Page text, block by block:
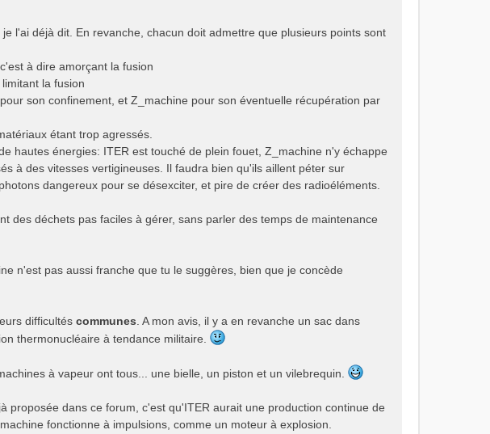
l'ai déjà dit. En revanche, chacun doit admettre que plusieurs points sont
à dire amorçant la fusion
la fusion
son confinement, et Z_machine pour son éventuelle récupération par
étant trop agressés.
hautes énergies: ITER est touché de plein fouet, Z_machine n'y échappe
à des vitesses vertigineuses. Il faudra bien qu'ils aillent péter sur
dangereux pour se désexciter, et pire de créer des radioéléments.
des déchets pas faciles à gérer, sans parler des temps de maintenance
n'est pas aussi franche que tu le suggères, bien que je concède
difficultés communes . A mon avis, il y a en revanche un sac dans
thermonucléaire à tendance militaire.
à vapeur ont tous... une bielle, un piston et un vilebrequin.
proposée dans ce forum, c'est qu'ITER aurait une production continue de
fonctionne à impulsions, comme un moteur à explosion.